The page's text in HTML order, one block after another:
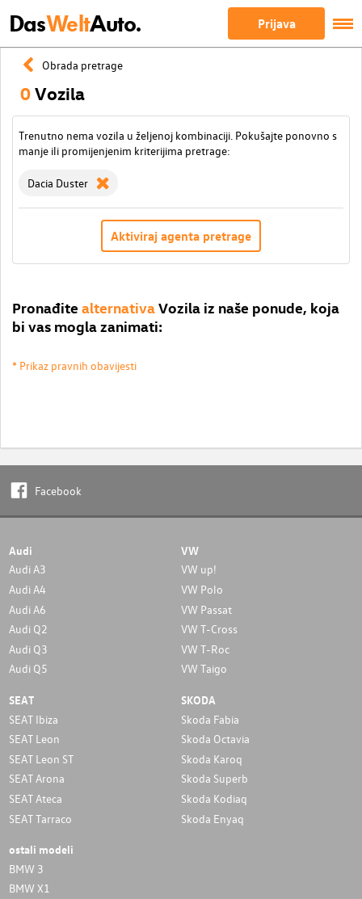
DasWeltAuto. Prijava
Obrada pretrage
0Vozila
Trenutno nema vozila u željenoj kombinaciji. Pokušajte ponovno s
manje ili promijenjenim kriterijima pretrage:
Dacia Duster
Aktiviraj agenta pretrage
Pronađite alternativaVozila iz naše ponude, koja
bi vas mogla zanimati:
* Prikaz pravnih obavijesti
Facebook
Audi
Audi A3
Audi A4
Audi A6
Audi Q2
Audi Q3
Audi Q5
VW
VW up!
VW Polo
VW Passat
VW T-Cross
VW T-Roc
VW Taigo
SEAT
SEAT Ibiza
SEAT Leon
SEAT Leon ST
SEAT Arona
SEAT Ateca
SEAT Tarraco
SKODA
Skoda Fabia
Skoda Octavia
Skoda Karoq
Skoda Superb
Skoda Kodiaq
Skoda Enyaq
ostali modeli
BMW 3
BMW X1